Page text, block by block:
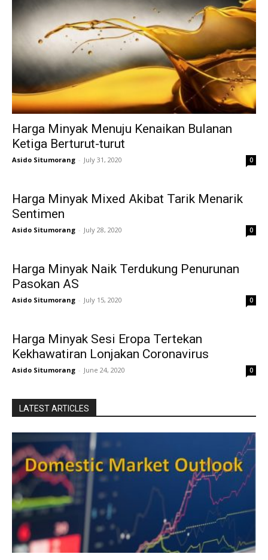
Harga Minyak Menuju Kenaikan Bulanan
Ketiga Berturut-turut
Asido Situmorang - July 31, 2020 0
Harga Minyak Mixed Akibat Tarik Menarik
Sentimen
Asido Situmorang - July 28, 2020 0
Harga Minyak Naik Terdukung Penurunan
Pasokan AS
Asido Situmorang - July 15, 2020 0
Harga Minyak Sesi Eropa Tertekan
Kekhawatiran Lonjakan Coronavirus
Asido Situmorang - June 24, 2020 0
LATEST ARTICLES